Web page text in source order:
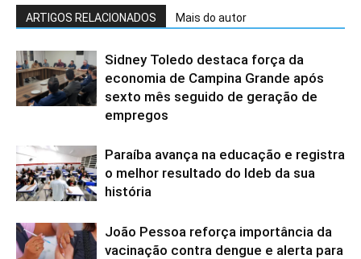
ARTIGOS RELACIONADOS Mais do autor
Sidney Toledo destaca força da
economia de Campina Grande após
sexto mês seguido de geração de
empregos
Paraíba avança na educação e registra
o melhor resultado do Ideb da sua
história
João Pessoa reforça importância da
vacinação contra dengue e alerta para